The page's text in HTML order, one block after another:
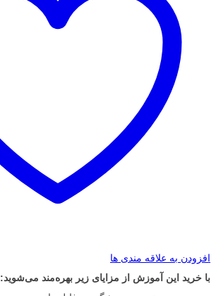
افزودن به علاقه مندی ها
با خرید این آموزش از مزایای زیر بهره‌مند می‌شوید: